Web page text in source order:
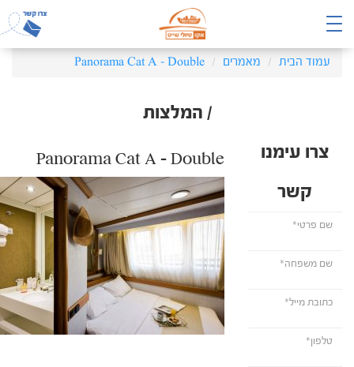
עמוד הבית מאמרים Panorama Cat A – Double
/ המלצות
צרו עימנו
קשר
Panorama Cat A – Double